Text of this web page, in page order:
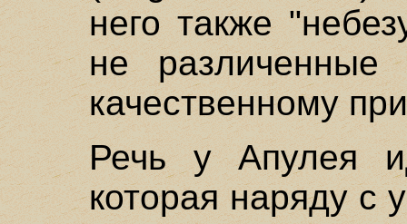
него также
не
качественному
Речь у Апулея
которая наряду с